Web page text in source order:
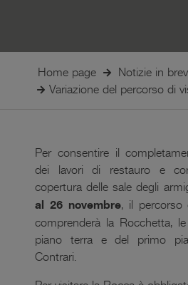
Home page
Notizie in
Variazione del percorso di
Per consentire il
dei lavori di restauro e
copertura delle sale degli
al 26 novembre, il percorso
comprenderà la Rocchetta,
piano terra e del primo
Contrari.